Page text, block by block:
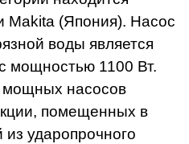
Makita (Япония). Насос
воды является
мощностью 1100 Вт.
мощных насосов
помещенных в
из ударопрочного